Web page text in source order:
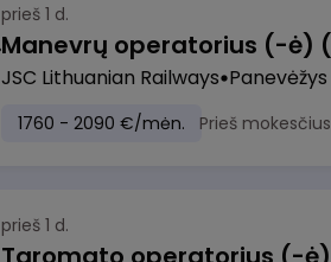
prieš 1 d.
JSC Lithuanian Railways Panevėžys
1760 - 2090 €/mėn. Prieš mokesčius
prieš 1 d.